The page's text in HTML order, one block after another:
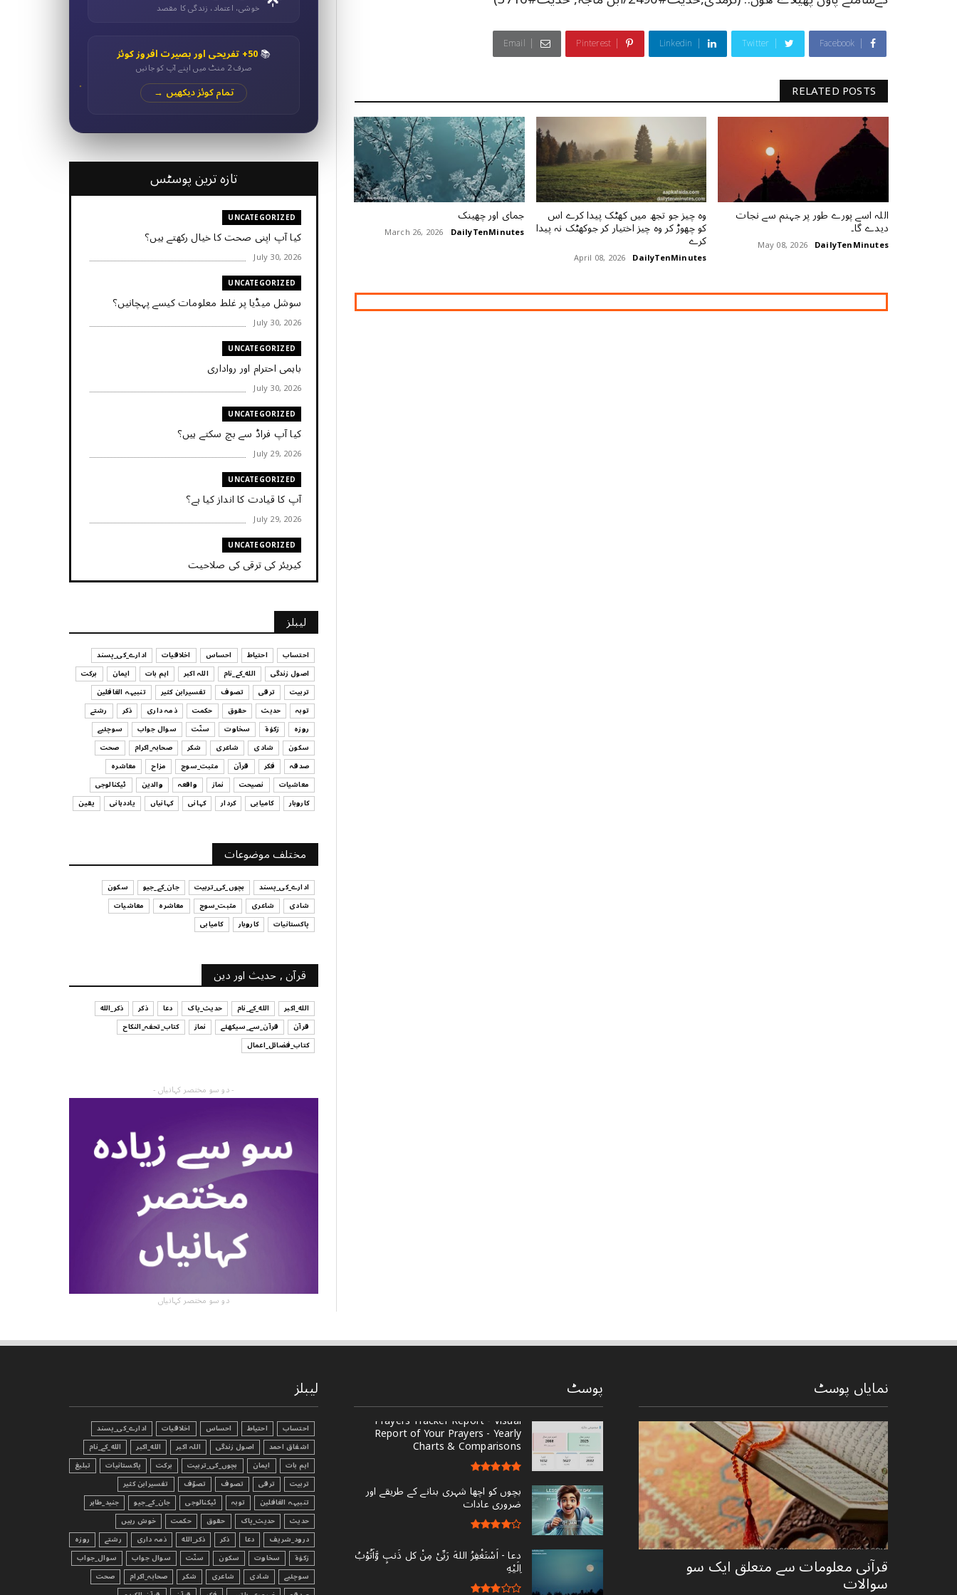
Facebook
Twitter
Linkedin
Pinterest
Email
RELATED POSTS
اللہ اسے پورے طور پر جہنم سے نجات
دیدے گا۔
DailyTenMinutes
May 08, 2026
وہ چیز جو تجھ میں کھٹک پیدا کرے اس
کو چھوڑ کر وہ چیز اختیار کر جوکھٹک نہ پیدا
کرے
DailyTenMinutes
April 08, 2026
جمای اور چھینک
DailyTenMinutes
March 26, 2026
خوشی، اعتماد، زندگی کا مقصد
📚50+ تفریحی اور بصیرت افروز کوئز
صرف 2 منٹ میں اپنے آپ کو جانیں
تمام کوئز دیکھیں →
تازہ ترین پوسٹس
UNCATEGORIZED
کیا آپ اپنی صحت کا خیال رکھتے ہیں؟
July 30, 2026
UNCATEGORIZED
سوشل میڈیا پر غلط معلومات کیسے پہچانیں؟
July 30, 2026
UNCATEGORIZED
باہمی احترام اور رواداری
July 30, 2026
UNCATEGORIZED
کیا آپ فراڈ سے بچ سکتے ہیں؟
July 29, 2026
UNCATEGORIZED
آپ کا قیادت کا انداز کیا ہے؟
July 29, 2026
UNCATEGORIZED
کیریئر کی ترقی کی صلاحیت
July 29, 2026
UNCATEGORIZED
کیا آپ اپنے باس کو مؤثر طریقے سے منظم کر رہے
ہیں
July 29, 2026
UNCATEGORIZED
اس وقت آپ کا موڈ کیسا ہے؟
July 29, 2026
UNCATEGORIZED
قرض لینے اور دینے میں ہوشیاری
July 29, 2026
آپ کا فیصلہ کرنے کا انداز
July 29, 2026
لیبلز
احتساب احتیاط احساس اخلاقیات
ادارے_کی_پسند
اصول زندگی
الله_کے_نام اللہ اکبر اہم بات ایمان
برکت
تربیت
ترقی تصوف تفسیرابن کثیر
تنبیہہ الغافلین
توبہ
حدیث حقوق حکمت ذمہ داری ذکر
رشتے
روزہ
زکوٰۃ سخاوت سنّت سوال جواب
سوچئیے
سکون
شادی شاعری شکر صحابہ_اکرام
صحت
صدقہ
فکر قرآن مثبت_سوچ مزاح
معاشرہ
معاشیات
نصیحت نماز واقعہ والدین
ٹیکنالوجی
کاروبار
کامیابی کردار کہانی کہانیاں یاددہانی یقین
مختلف موضوعات
ادارے_کی_پسند بچوں_کی_تربیت جان_کے_جیو
سکون
شادی
شاعری مثبت_سوچ معاشرہ
معاشیات
پاکستانیات
کاروبار کامیابی
قرآن , حدیث اور دین
الله_اکبر الله_کے_نام حدیث_پاک دعا ذکر
ذکر_الله
قرآن
قرآن_سے_سیکھئے نماز
کتاب_تحفہ_النکاح
کتاب_فضائل_اعمال
- دو سو مختصر کہانیاں -
دو سو مختصر کہانیاں
نمایاں پوسٹ
قرآنی ‏معلومات ‏سے ‏متعلق ‏ایک ‏سو
‏سوالات ‏
پوسٹ
Prayers Tracker Report - Visual
Report of Your Prayers - Yearly
Charts & Comparisons
بچوں کو اچھا شہری بنانے کے طریقے اور
ضروری عادات
دعا - ‎اَسْتَغْفِرُ اللهَ رَبِّىْ مِنْ کل ذَنبٍ وَّاَتُوْبُ
اِلَيْهِ
لیبلز
احتساب احتیاط احساس اخلاقیات
ادارے_کی_پسند
اشفاق احمد
اصول زندگی اللہ اکبر الله_اکبر
الله_کے_نام
اہم بات
ایمان بچوں_کی_تربیت برکت پاکستانیات
تبليغ
تربیت
ترقی تصوف تصوّف
تفسیرابن کثیر
تنبیہہ الغافلین
توبہ ٹیکنالوجی جان_کے_جیو
جنید_طاہر
حدیث
حدیث_پاک حقوق حکمت
خوش رہیں
درود_شریف
دعا ذکر ذکر_الله ذمہ داری رشتے
روزہ
زکوٰۃ
سخاوت سکون سنّت سوال جواب
سوال_جواب
سوچئیے
شادی شاعری شکر صحابہ_اکرام
صحت